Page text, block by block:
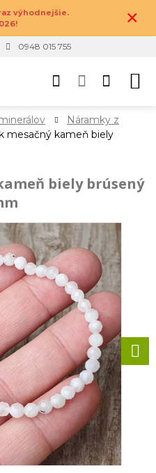
výhodnejšie.
×
0948 015 755
Náramky z
mesačný kameň biely
biely brúsený